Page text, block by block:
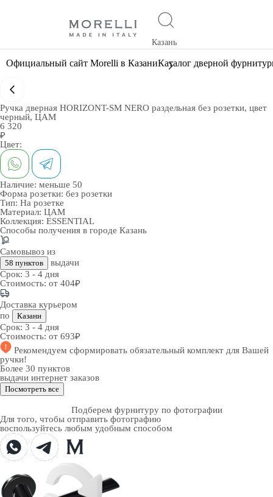
Казань
Официальный сайт Morelli в КазаниКаталог дверной
Ручка дверная HORIZONT-SM NERO раздельная без розетки, цвет
черный, ЦАМ
6 320
₽
Цвет:
Наличие: меньше 50
Форма розетки: без розетки
Тип: На розетке
Материал: ЦАМ
Коллекция: ESSENTIAL
Способы получения в городе Казань
Самовывоз из
58 пунктов
выдачи
Срок: 3 - 4 дня
Стоимость: от 404₽
Доставка курьером
по
Казани
Срок: 3 - 4 дня
Стоимость: от 693₽
Рекомендуем сформировать обязательный комплект для Вашей
ручки!
Более 30 пунктов
выдачи интернет заказов
Посмотреть все
Подберем фурнитуру по фотографии
Для того, чтобы отправить фотографию
воспользуйтесь любым удобным способом